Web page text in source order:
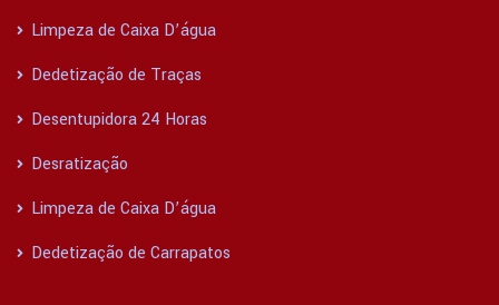
Limpeza de Caixa D’água
Dedetização de Traças
Desentupidora 24 Horas
Desratização
Limpeza de Caixa D’água
Dedetização de Carrapatos